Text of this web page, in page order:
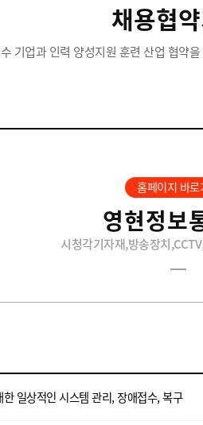
채용협
기업과 인력 양성지원 훈련 산업 협약
홈페이지 바로
영현정보
시청각기자재,방송장치
일상적인 시스템 관리, 장애접수, 복구